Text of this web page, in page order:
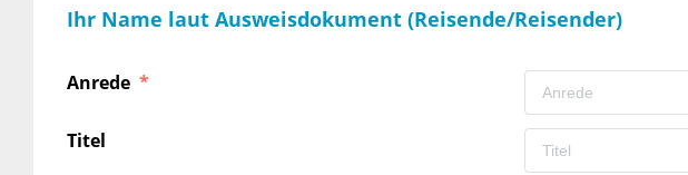
Ihr Name laut Ausweisdokument (Reisende/Reisender)
Anrede
Titel